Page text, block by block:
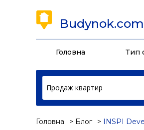
Головна Тип
Продаж квартир
Головна Блог INSPI